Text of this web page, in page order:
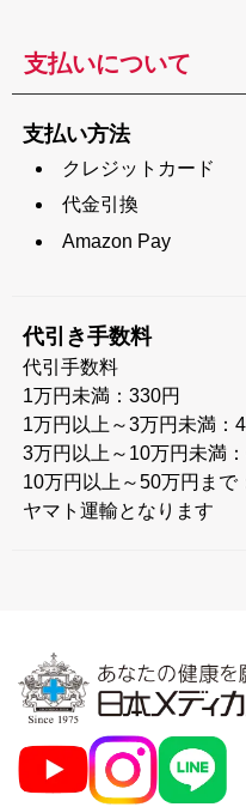
支払いについて
支払い方法
クレジットカード
代金引換
Amazon Pay
代引き手数料
代引手数料
1万円未満：330円
1万円以上～3万円未満：
3万円以上～10万円未満：
10万円以上～50万円ま
ヤマト運輸となります